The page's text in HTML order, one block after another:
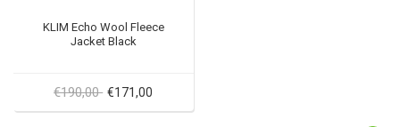
KLIM Echo Wool Fleece
Jacket Black
€190,00 €171,00